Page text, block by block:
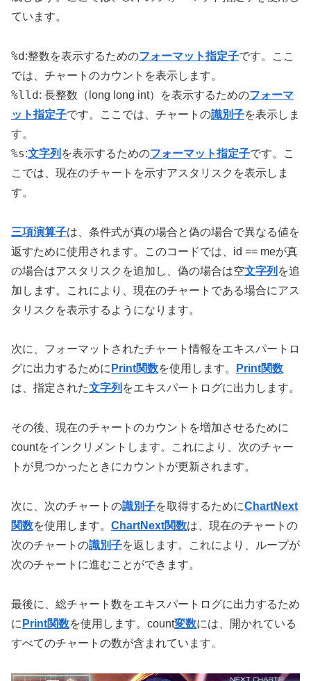
ています。
%d:整数を表示するためのフォーマット指定子です。ここ
では、チャートのカウントを表示します。
%lld: 長整数（long long int）を表示するためのフォーマ
ット指定子です。ここでは、チャートの識別子を表示しま
す。
%s:文字列 を表示するためのフォーマット指定子です。こ
こでは、現在のチャートを示すアスタリスクを表示しま
す。
三項演算子は、条件式が真の場合と偽の場合で異なる値を
返すために使用されます。このコードでは、id == meが真
の場合はアスタリスクを追加し、偽の場合は空文字列 を追
加します。これにより、現在のチャートである場合にアス
タリスクを表示するようになります。
次に、フォーマットされたチャート情報をエキスパートロ
グに出力するために Print関数を使用します。
Print関数
は、指定された文字列 をエキスパートログに出力します。
その後、現在のチャートのカウントを増加させるために
countをインクリメントします。これにより、次のチャー
トが見つかったときにカウントが更新されます。
次に、次のチャートの識別子を取得するためにChartNext
関数を使用します。 ChartNext関数は、現在のチャートの
次のチャートの識別子を返します。これにより、ループが
次のチャートに進むことができます。
最後に、総チャート数をエキスパートログに出力するため
に Print関数を使用します。count変数には、開かれている
すべてのチャートの数が含まれています。